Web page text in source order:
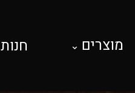
מוצרים חנות